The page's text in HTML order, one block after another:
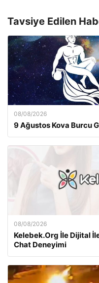
Tavsiye Edilen
08/08/2026
9 Ağustos Kova Burcu
08/08/2026
Kelebek.Org İle Dijital
Chat Deneyimi